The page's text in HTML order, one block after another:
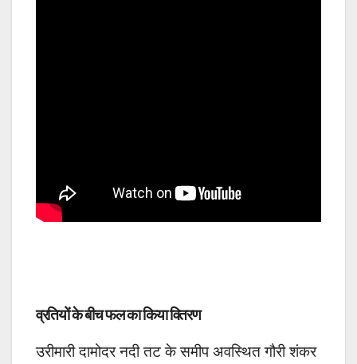
व्रतियों के बीच फल का किया वितरण
उरीमारी दामोदर नदी तट के समीप अवस्थित गौरी शंकर